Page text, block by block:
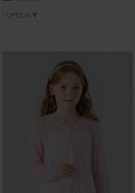
OPTION